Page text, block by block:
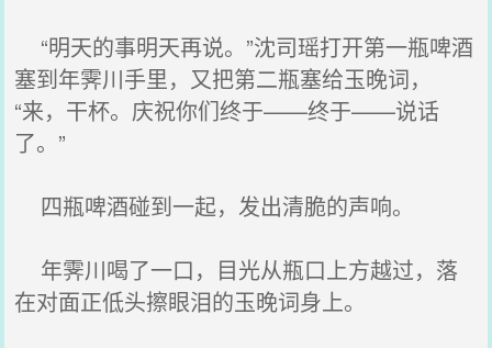
“明天的事明天再说。”沈司瑶打开第一瓶啤酒
塞到年霁川手里，又把第二瓶塞给玉晚词，
“来，干杯。庆祝你们终于——终于——说话
了。”
四瓶啤酒碰到一起，发出清脆的声响。
年霁川喝了一口，目光从瓶口上方越过，落
在对面正低头擦眼泪的玉晚词身上。